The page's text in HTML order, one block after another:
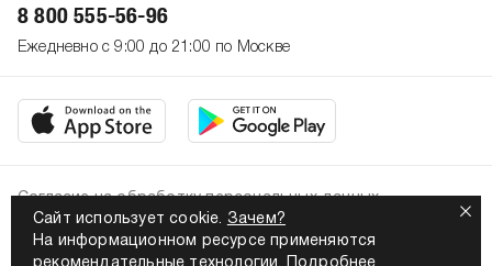
Сайт использует cookie. Зачем?
На информационном ресурсе применяются
8 800 555-56-96
Ежедневно с 9:00 до 21:00 по Москве
2026. Все права защищены
Политика конфиденциальности
Согласие на обработку персональных данных